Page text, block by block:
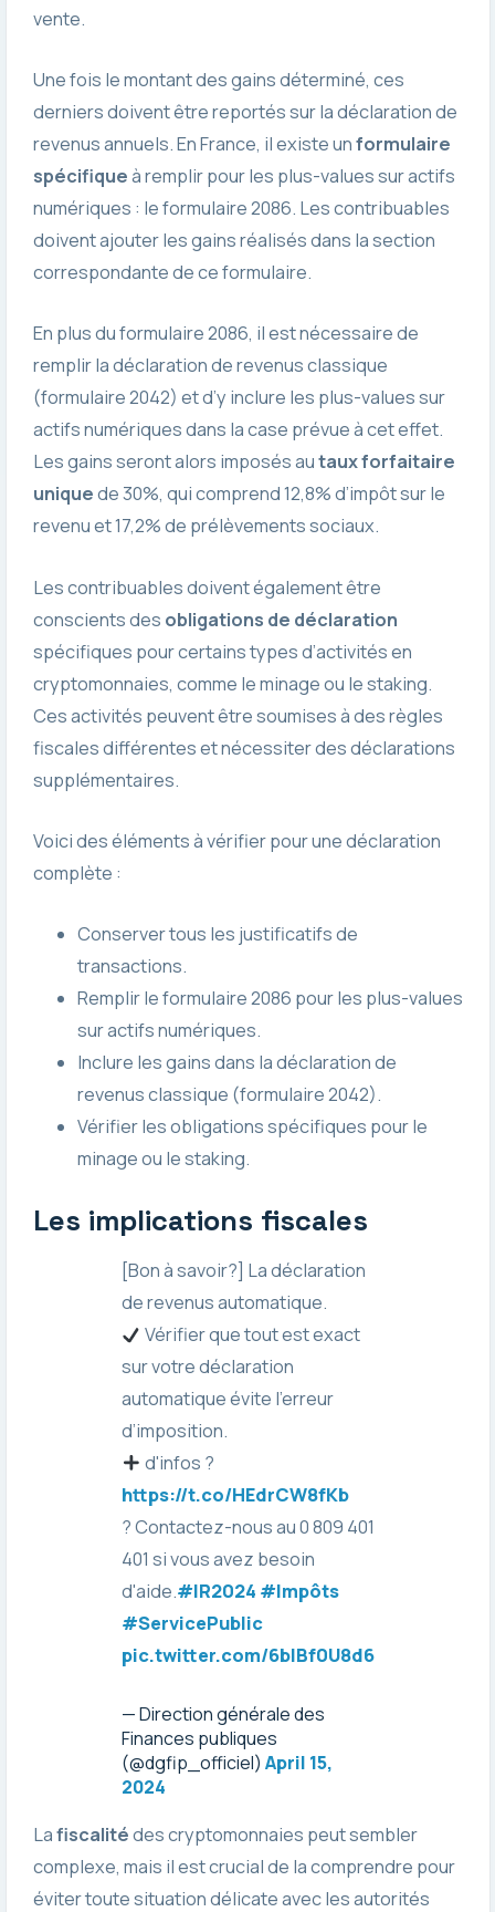
vente.
Une fois le montant des gains déterminé, ces
derniers doivent être reportés sur la déclaration de
revenus annuels. En France, il existe unformulaire
spécifiqueà remplir pour les plus-values sur actifs
numériques : le formulaire 2086. Les contribuables
doivent ajouter les gains réalisés dans la section
correspondante de ce formulaire.
En plus du formulaire 2086, il est nécessaire de
remplir la déclaration de revenus classique
(formulaire 2042) et d’y inclure les plus-values sur
actifs numériques dans la case prévue à cet effet.
Les gains seront alors imposés autaux forfaitaire
uniquede 30%, qui comprend 12,8% d’impôt sur le
revenu et 17,2% de prélèvements sociaux.
Les contribuables doivent également être
conscients des obligations de déclaration
spécifiques pour certains types d’activités en
cryptomonnaies, comme le minage ou le staking.
Ces activités peuvent être soumises à des règles
fiscales différentes et nécessiter des déclarations
supplémentaires.
Voici des éléments à vérifier pour une déclaration
complète :
Conserver tous les justificatifs de
transactions.
Remplir le formulaire 2086 pour les plus-values
sur actifs numériques.
Inclure les gains dans la déclaration de
revenus classique (formulaire 2042).
Vérifier les obligations spécifiques pour le
minage ou le staking.
Les implications fiscales
[Bon à savoir?] La déclaration
de revenus automatique.
Vérifier que tout est exact
sur votre déclaration
automatique évite l’erreur
d’imposition.
d'infos ?
https://t.co/HEdrCW8fKb
? Contactez-nous au 0 809 401
401 si vous avez besoin
d'aide.#IR2024 #Impôts
#ServicePublic
pic.twitter.com/6bIBf0U8d6
— Direction générale des
Finances publiques
(@dgfip_officiel) April 15,
2024
Lafiscalitédes cryptomonnaies peut sembler
complexe, mais il est crucial de la comprendre pour
éviter toute situation délicate avec les autorités